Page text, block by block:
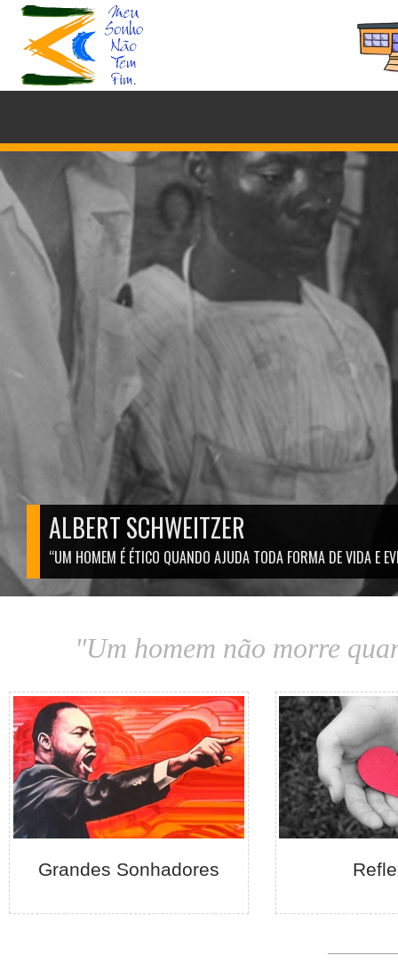
ALBERT SCHWEITZER
“UM HOMEM É ÉTICO QUANDO AJUDA TODA FORMA DE VIDA E
Grandes Sonhadores Grandes
Textos para refletir
dia, escolhas e
Saiba
Grandes Sonhadores
Conheça o legado e exemplo de vida de
nossos "grandes sonhadores".
Veja mais
"Um homem não morre